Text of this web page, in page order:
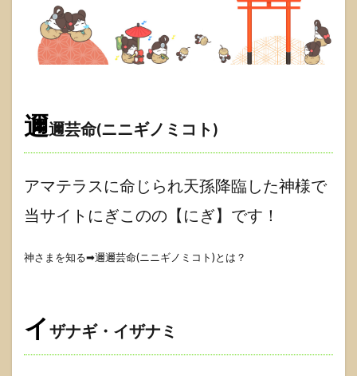
邇邇芸命(ニニギノミコト)
アマテラスに命じられ天孫降臨した神様で
当サイトにぎこのの【にぎ】です！
神さまを知る➡邇邇芸命(ニニギノミコト)とは？
イ ザナギ・イザナミ